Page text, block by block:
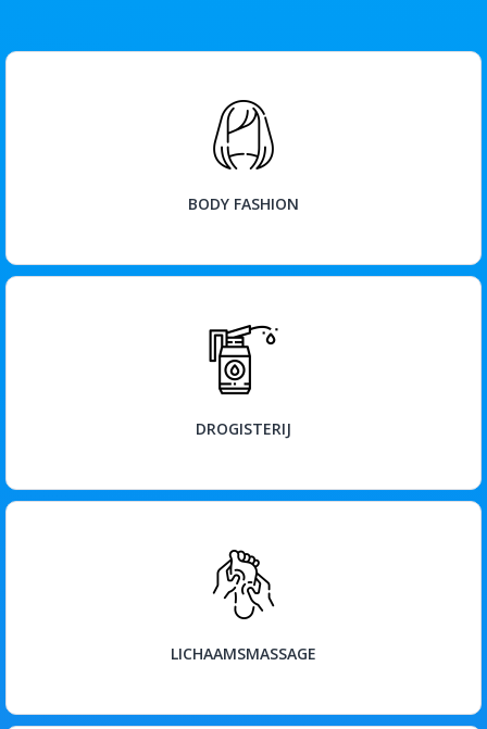
BODY FASHION
BEKIJK
DROGISTERIJ
BEKIJK
LICHAAMSMASSAGE
BEKIJK